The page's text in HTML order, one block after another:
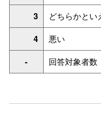
3
どちらかとい
4
悪い
-
回答対象者数